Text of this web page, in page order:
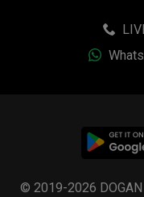
© 2019-2026 DOGAN